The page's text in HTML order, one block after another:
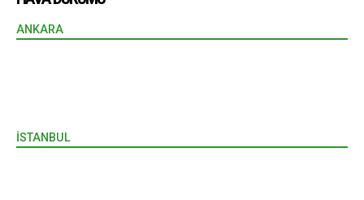
ANKARA
İSTANBUL